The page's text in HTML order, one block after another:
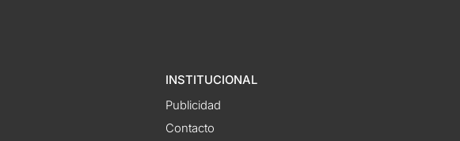
INSTITUCIONAL
Publicidad
Contacto